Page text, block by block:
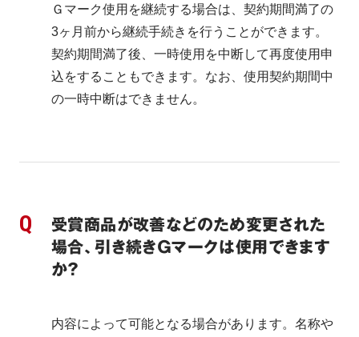
Ｇマーク使用を継続する場合は、契約期間満了の
3ヶ月前から継続手続きを行うことができます。
契約期間満了後、一時使用を中断して再度使用申
込をすることもできます。なお、使用契約期間中
の一時中断はできません。
受賞商品が改善などのため変更された
場合、引き続きＧマークは使用できます
か？
内容によって可能となる場合があります。名称や